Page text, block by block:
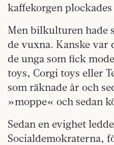
kaffekorgen
Men bilkulturen hade
de vuxna. Kanske var
de unga som fick
toys, Corgi toys eller
som räknade år och
»moppe« och sedan
Sedan en evighet
Socialdemokraterna,